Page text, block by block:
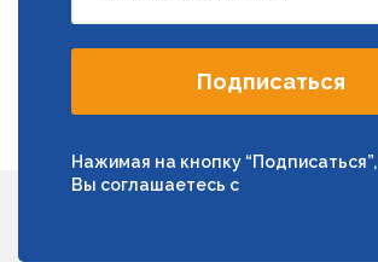
Подписаться
Нажимая на кнопку “Подписаться”,
Вы соглашаетесь с